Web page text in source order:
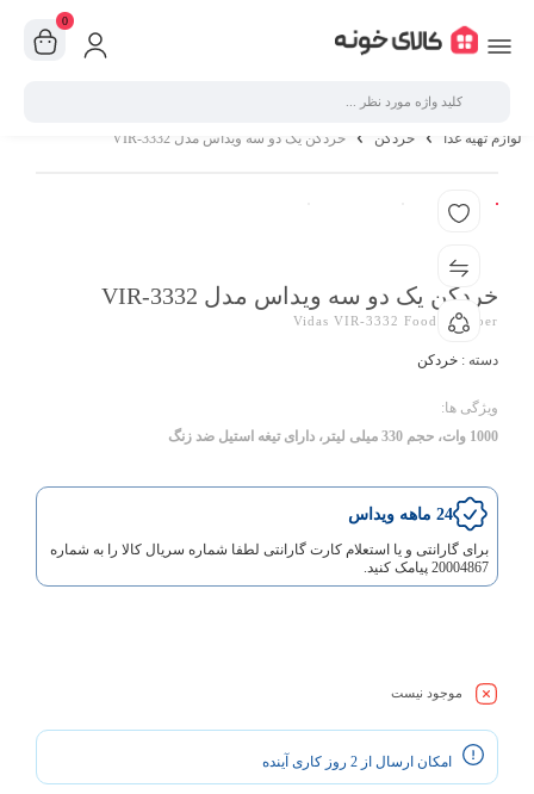
0
لوازم تهیه غذا خردکن خردکن یک دو سه ویداس مدل VIR-3332
خردکن یک دو سه ویداس مدل VIR-3332
Vidas VIR-3332 Food Chopper
دسته : خردکن
ویژگی ها:
1000 وات، حجم 330 میلی لیتر، دارای تیغه استیل ضد زنگ
24 ماهه ویداس
برای گارانتی و یا استعلام کارت گارانتی لطفا شماره سریال کالا را به شماره
20004867 پیامک کنید.
موجود نیست
امکان ارسال از 2 روز کاری آینده